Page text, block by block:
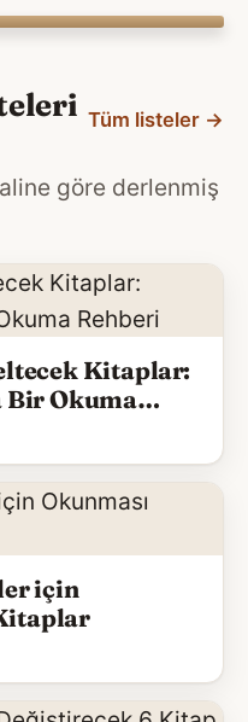
Tüm listeler →
göre derlenmiş
Kitaplar:
Bir Okuma
için